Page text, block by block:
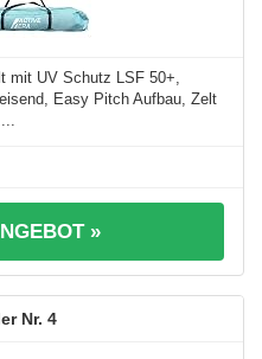
mit UV Schutz LSF 50+,
Easy Pitch Aufbau, Zelt
»
4